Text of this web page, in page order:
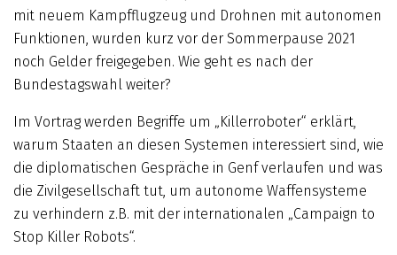
mit neuem Kampfflugzeug und Drohnen mit auto­nomen
Funktionen, wurden kurz vor der Sommerpause 2021
noch Gelder freigegeben. Wie geht es nach der
Bundestagswahl weiter?
Im Vortrag werden Begriffe um „Killerroboter“ erklärt,
warum Staaten an diesen Systemen interessiert sind, wie
die diplomatischen Gespräche in Genf verlaufen und was
die Zivilgesellschaft tut, um autonome Waffen­systeme
zu verhindern z.B. mit der internationalen „Campaign to
Stop Killer Robots“.